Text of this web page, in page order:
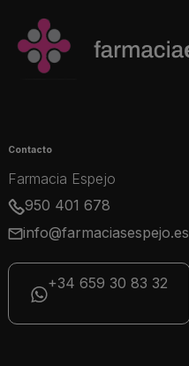
Contacto
Farmacia Espejo
950 401 678
info@farmaciasespejo.es
+34 659 30 83 32